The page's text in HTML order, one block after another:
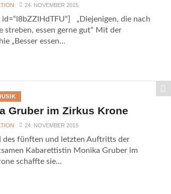
24. NOVEMBER 2015
id=“l8bZZlHdTFU“] „Diejenigen, die nach
streben, essen gerne gut“ Mit der
„Besser essen...
Gruber im Zirkus Krone
24. NOVEMBER 2015
des fünften und letzten Auftritts der
Kabarettistin Monika Gruber im
schaffte sie...